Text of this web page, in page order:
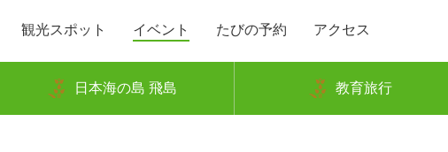
観光スポット イベント たびの予約 アクセス
日本海の島 飛島 教育旅行